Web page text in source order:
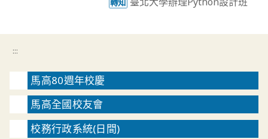
轉知
:::
馬高80週年校慶
馬高全國校友會
校務行政系統(日間)